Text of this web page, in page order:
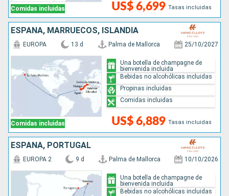
Comidas incluidas US$ 6,699 Tasas incluidas
ESPAÑA, MARRUECOS, ISLANDIA
Comidas incluidas
EUROPA 13 d Palma de Mallorca 25/10/2027
US$ 6,889 Tasas incluidas
Una botella de champagne de
bienvenida incluida
Bebidas no alcohólicas incluidas
Propinas incluidas
Comidas incluidas
ESPAÑA, PORTUGAL
EUROPA 2 9 d Palma de Mallorca 10/10/2026
Una botella de champagne de
bienvenida incluida
Bebidas no alcohólicas incluidas